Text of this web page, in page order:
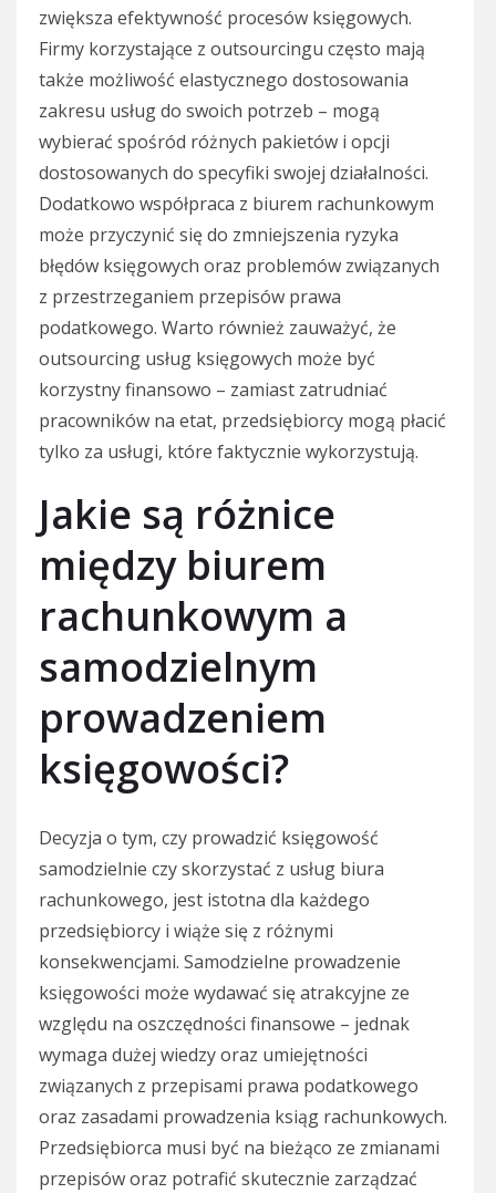
zwiększa efektywność procesów księgowych.
Firmy korzystające z outsourcingu często mają
także możliwość elastycznego dostosowania
zakresu usług do swoich potrzeb – mogą
wybierać spośród różnych pakietów i opcji
dostosowanych do specyfiki swojej działalności.
Dodatkowo współpraca z biurem rachunkowym
może przyczynić się do zmniejszenia ryzyka
błędów księgowych oraz problemów związanych
z przestrzeganiem przepisów prawa
podatkowego. Warto również zauważyć, że
outsourcing usług księgowych może być
korzystny finansowo – zamiast zatrudniać
pracowników na etat, przedsiębiorcy mogą płacić
tylko za usługi, które faktycznie wykorzystują.
Jakie są różnice
między biurem
rachunkowym a
samodzielnym
prowadzeniem
księgowości?
Decyzja o tym, czy prowadzić księgowość
samodzielnie czy skorzystać z usług biura
rachunkowego, jest istotna dla każdego
przedsiębiorcy i wiąże się z różnymi
konsekwencjami. Samodzielne prowadzenie
księgowości może wydawać się atrakcyjne ze
względu na oszczędności finansowe – jednak
wymaga dużej wiedzy oraz umiejętności
związanych z przepisami prawa podatkowego
oraz zasadami prowadzenia ksiąg rachunkowych.
Przedsiębiorca musi być na bieżąco ze zmianami
przepisów oraz potrafić skutecznie zarządzać